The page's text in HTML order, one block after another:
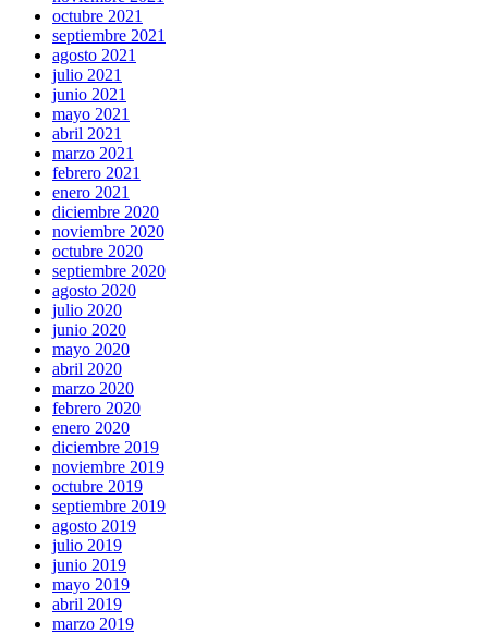
octubre 2021
septiembre 2021
agosto 2021
julio 2021
junio 2021
mayo 2021
abril 2021
marzo 2021
febrero 2021
enero 2021
diciembre 2020
noviembre 2020
octubre 2020
septiembre 2020
agosto 2020
julio 2020
junio 2020
mayo 2020
abril 2020
marzo 2020
febrero 2020
enero 2020
diciembre 2019
noviembre 2019
octubre 2019
septiembre 2019
agosto 2019
julio 2019
junio 2019
mayo 2019
abril 2019
marzo 2019